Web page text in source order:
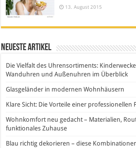
13. August 2015
Neueste Artikel
Die Vielfalt des Uhrensortiments:
Wanduhren und Außenuhren im Überblick
Glasgeländer in modernen Wohnhäusern
Klare Sicht: Die Vorteile einer professionellen
Wohnkomfort neu gedacht – Materialien,
funktionales Zuhause
Blau richtig dekorieren – diese